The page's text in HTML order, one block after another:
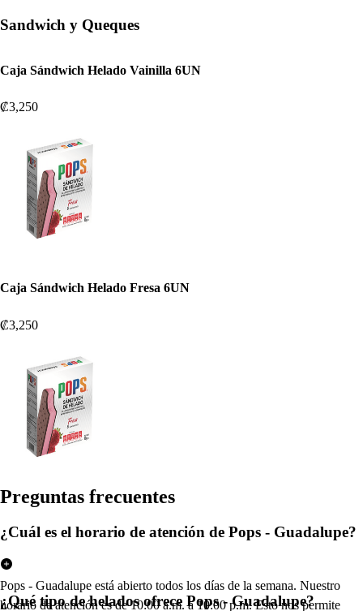
Sandwich y Queques
Caja Sándwich Helado Vainilla 6UN
₡3,250
Caja Sándwich Helado Fresa 6UN
₡3,250
Preguntas frecuentes
¿Cuál es el horario de atención de Pops - Guadalupe?
Pops - Guadalupe está abierto todos los días de la semana. Nuestro
horario de atención es de 10:00 a.m. a 10:00 p.m. Esto nos permite
¿Qué tipo de helados ofrece Pops - Guadalupe?